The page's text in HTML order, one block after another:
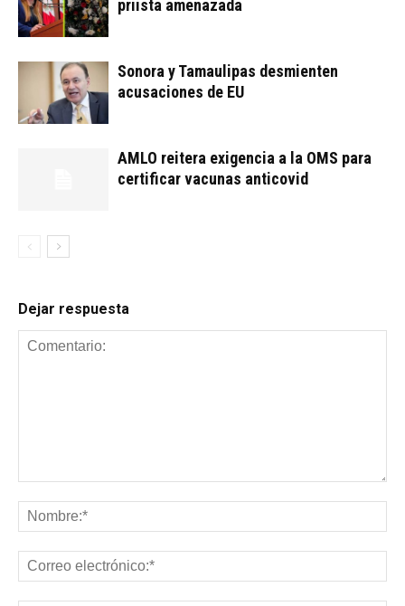
priista amenazada
Sonora y Tamaulipas desmienten
acusaciones de EU
AMLO reitera exigencia a la OMS para
certificar vacunas anticovid
Dejar respuesta